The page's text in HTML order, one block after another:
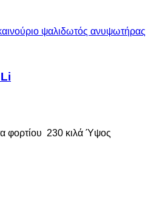
ψαλιδωτός ανυψωτήρας
φορτίου 230 κιλά Ύψος